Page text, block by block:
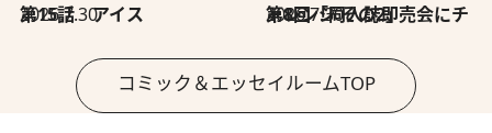
2026.7.30
第15話 アイス 2026.7.30
第8回「同人誌即売会にチャレンジ その2」
コミック＆エッセイルームTOP